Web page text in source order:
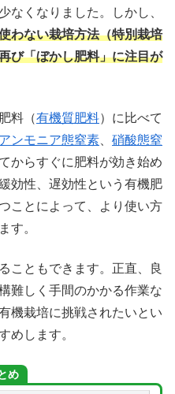
なくなりました。しかし、
わない栽培方法（特別栽培
び「ぼかし肥料」に注目が
料（有機質肥料）に比べて
アンモニア態窒素
硝酸態窒
からすぐに肥料が効き始め
効性、遅効性という有機肥
ことによって、より使い方
す。
こともできます。正直、良
難しく手間のかかる作業な
機栽培に挑戦されたいとい
めします。
め